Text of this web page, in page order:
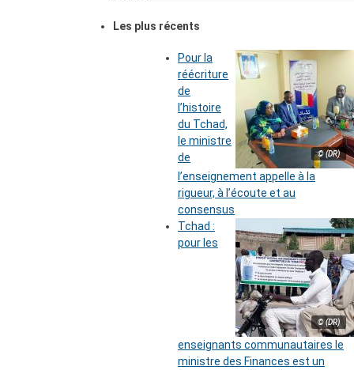
Les plus récents
© (DR)
Pour la
réécriture
de
l’histoire
du Tchad,
le ministre
de
l’enseignement appelle à la
rigueur, à l’écoute et au
consensus
© (DR)
Tchad :
pour les
enseignants communautaires le
ministre des Finances est un